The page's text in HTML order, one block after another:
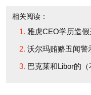
如果你是确定利率
相关阅读：
雅虎CEO学历造
沃尔玛贿赂丑闻警
巴克莱和Libor的